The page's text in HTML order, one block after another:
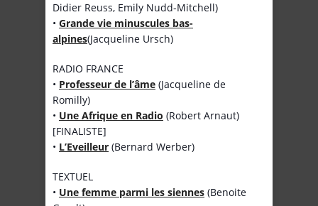
Didier Reuss, Emily Nudd-Mitchell)
• Grande vie minuscules bas-
alpines(Jacqueline Ursch)
RADIO FRANCE
• Professeur de l’âme (Jacqueline de
Romilly)
• Une Afrique en Radio (Robert Arnaut)
[FINALISTE]
• L’Eveilleur (Bernard Werber)
TEXTUEL
• Une femme parmi les siennes (Benoite